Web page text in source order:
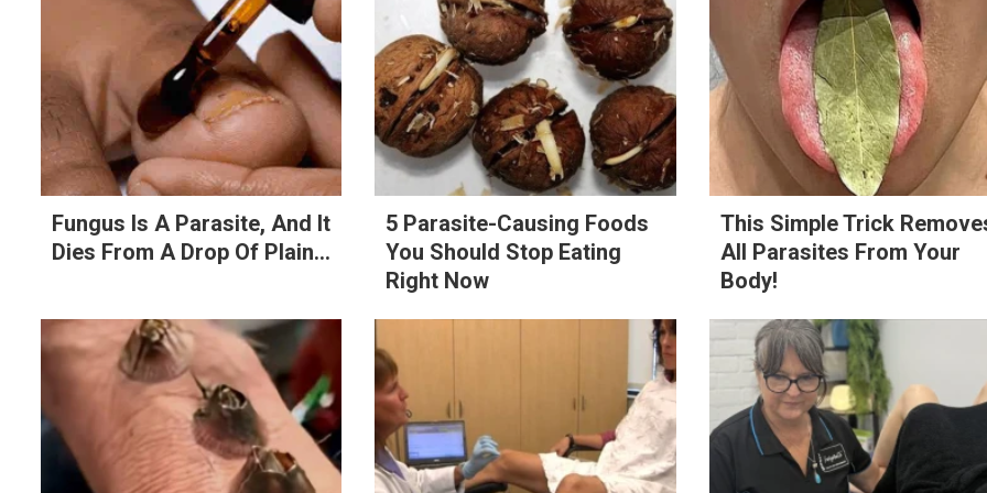
Fungus Is A Parasite, And It
Dies From A Drop Of Plain...
5 Parasite-Causing Foods
You Should Stop Eating
Right Now
This Simple Trick
All Parasites From Your
Body!